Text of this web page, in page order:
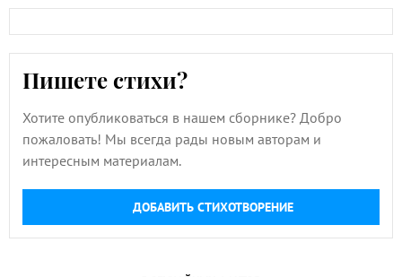
Пишете стихи?
Хотите опубликоваться в нашем сборнике? Добро
пожаловать! Мы всегда рады новым авторам и
интересным материалам.
ДОБАВИТЬ СТИХОТВОРЕНИЕ